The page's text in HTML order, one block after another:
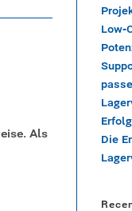
Als
Low-
Die